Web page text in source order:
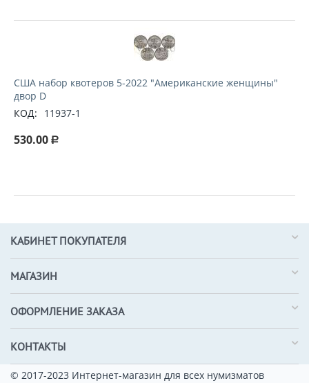
США набор квотеров 5-2022 "Американские женщины"
двор D
КОД:
11937-1
530.00 Р
КАБИНЕТ ПОКУПАТЕЛЯ
МАГАЗИН
ОФОРМЛЕНИЕ ЗАКАЗА
КОНТАКТЫ
© 2017-2023 Интернет-магазин для всех нумизматов